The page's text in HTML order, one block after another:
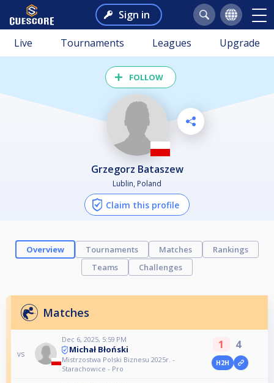
Sign in
Live Tournaments Leagues Upgrade
FOLLOW
Grzegorz Bataszew
Lublin, Poland
Claim this profile
Overview Tournaments Matches
Rankings
Teams
Challenges
Matches
vs
Dec 6, 2025, 5:59 PM
Michał Błoński
Mistrzostwa Polski Biznesu 2025r. -
Starachowice - Pro
1 4
H2H